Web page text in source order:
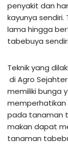
penyakit dan
kayunya
lama hingga
tabebuya
Teknik yang
di Agro
memiliki bunga
memperhatikan
pada tanaman
makan dapat
tanaman